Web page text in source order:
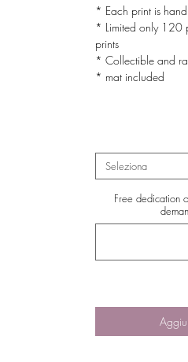
* Each print is
* Limited only 120
prints
* Collectible and
* mat included
Seleziona
Free dedication